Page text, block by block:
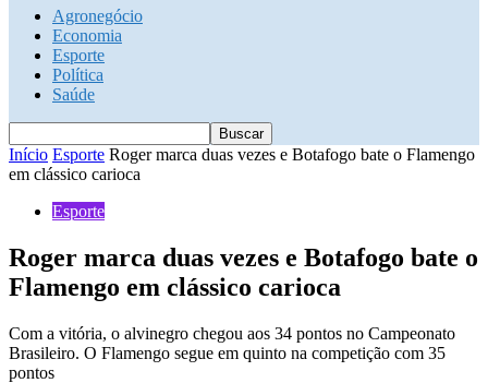
Agronegócio
Economia
Esporte
Política
Saúde
Início Esporte Roger marca duas vezes e Botafogo bate o Flamengo
em clássico carioca
Esporte
Roger marca duas vezes e Botafogo bate o
Flamengo em clássico carioca
Com a vitória, o alvinegro chegou aos 34 pontos no Campeonato
Brasileiro. O Flamengo segue em quinto na competição com 35
pontos